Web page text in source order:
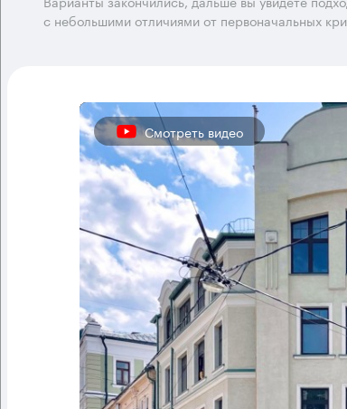
с небольшими отличиями от первоначальных
Смотреть видео